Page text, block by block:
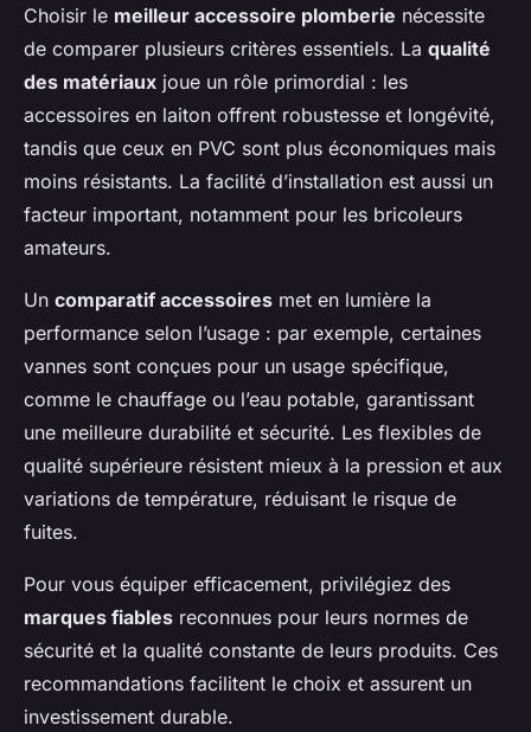
Choisir le meilleur accessoire plomberie nécessite
de comparer plusieurs critères essentiels. La qualité
des matériaux joue un rôle primordial : les
accessoires en laiton offrent robustesse et longévité,
tandis que ceux en PVC sont plus économiques mais
moins résistants. La facilité d’installation est aussi un
facteur important, notamment pour les bricoleurs
amateurs.
Un comparatif accessoires met en lumière la
performance selon l’usage : par exemple, certaines
vannes sont conçues pour un usage spécifique,
comme le chauffage ou l’eau potable, garantissant
une meilleure durabilité et sécurité. Les flexibles de
qualité supérieure résistent mieux à la pression et aux
variations de température, réduisant le risque de
fuites.
Pour vous équiper efficacement, privilégiez des
marques fiables reconnues pour leurs normes de
sécurité et la qualité constante de leurs produits. Ces
recommandations facilitent le choix et assurent un
investissement durable.